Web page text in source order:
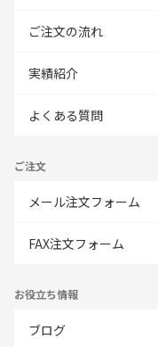
ご注文の流れ
実績紹介
よくある質問
ご注文
メール注文フォーム
FAX注文フォーム
お役立ち情報
ブログ